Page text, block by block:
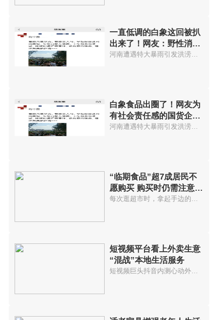
一直低调的白象这回被扒
出来了！网友：野性消
费，爱你没商量
河南遭遇特大暴雨引发洪涝灾害，...
白象食品出圈了！网友为
有社会责任感的国货企业
大力点赞
河南遭遇特大暴雨引发洪涝灾害，...
“临期食品”超7成居民不
愿购买 购买时仍需注意这
几点
每次逛超市时，拿起手边的商品，...
短视频平台看上外卖生意
“混战”本地生活服务
短视频巨头抖音内测心动外卖或进...